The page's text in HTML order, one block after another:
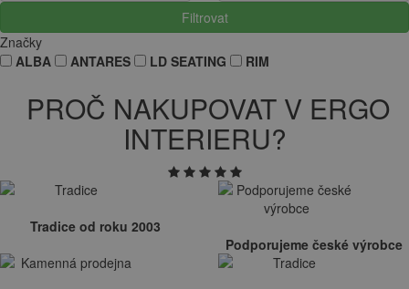
Filtrovat
Značky
ALBA
ANTARES LD SEATING RIM
PROČ NAKUPOVAT V ERGO
INTERIERU?
Tradice od roku 2003
Podporujeme české výrobce